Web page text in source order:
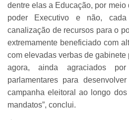
dentre elas a Educação, por
poder Executivo e não,
canalização de recursos para o
extremamente beneficiado com
com elevadas verbas de gabinete
agora, ainda agraciados
parlamentares para
campanha eleitoral ao longo
mandatos”, conclui.